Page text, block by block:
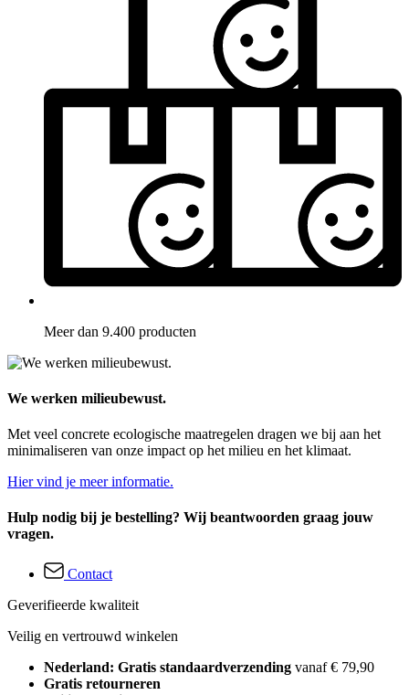
Meer dan 9.400 producten
We werken milieubewust.
Met veel concrete ecologische maatregelen dragen we bij aan het
minimaliseren van onze impact op het milieu en het klimaat.
Hier vind je meer informatie.
Hulp nodig bij je bestelling? Wij beantwoorden graag jouw
vragen.
Contact
Geverifieerde kwaliteit
Veilig en vertrouwd winkelen
Nederland: Gratis standaardverzending vanaf € 79,90
Gratis retourneren